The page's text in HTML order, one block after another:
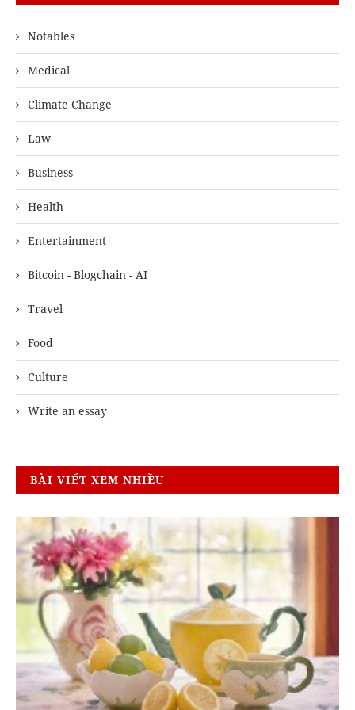
Notables
Medical
Climate Change
Law
Business
Health
Entertainment
Bitcoin - Blogchain - AI
Travel
Food
Culture
Write an essay
BÀI VIẾT XEM NHIỀU